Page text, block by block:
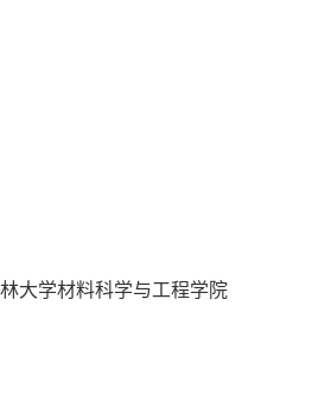
大学材料科学与工程学院